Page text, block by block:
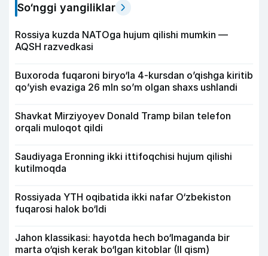
So‘nggi yangiliklar
Rossiya kuzda NATOga hujum qilishi mumkin —
AQSH razvedkasi
Buxoroda fuqaroni biryo‘la 4-kursdan o’qishga kiritib
qo’yish evaziga 26 mln so’m olgan shaxs ushlandi
Shavkat Mirziyoyev Donald Tramp bilan telefon
orqali muloqot qildi
Saudiyaga Eronning ikki ittifoqchisi hujum qilishi
kutilmoqda
Rossiyada YTH oqibatida ikki nafar O‘zbekiston
fuqarosi halok bo‘ldi
Jahon klassikasi: hayotda hech bo‘lmaganda bir
marta o‘qish kerak bo‘lgan kitoblar (II qism)